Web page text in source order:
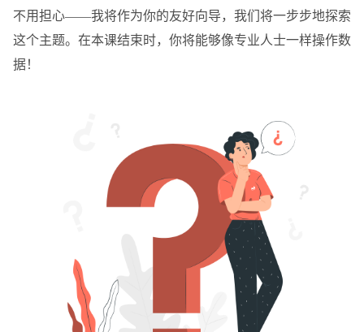
不用担心——我将作为你的友好向导，我们将一步步地探索
这个主题。在本课结束时，你将能够像专业人士一样操作数
据！